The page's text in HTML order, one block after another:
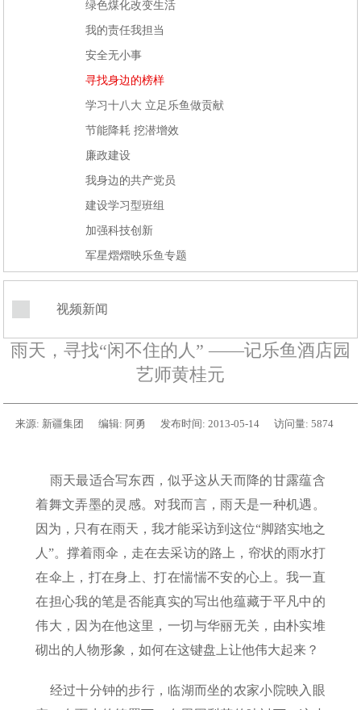
绿色煤化改变生活
我的责任我担当
安全无小事
寻找身边的榜样
学习十八大 立足乐鱼做贡献
节能降耗 挖潜增效
廉政建设
我身边的共产党员
建设学习型班组
加强科技创新
军星熠熠映乐鱼专题
视频新闻
雨天，寻找“闲不住的人” ——记乐鱼酒店园
艺师黄桂元
来源: 新疆集团 编辑: 阿勇 发布时间: 2013-05-14 访问量: 5874
雨天最适合写东西，似乎这从天而降的甘露蕴含
着舞文弄墨的灵感。对我而言，雨天是一种机遇。
因为，只有在雨天，我才能采访到这位“脚踏实地之
人”。撑着雨伞，走在去采访的路上，帘状的雨水打
在伞上，打在身上、打在惴惴不安的心上。我一直
在担心我的笔是否能真实的写出他蕴藏于平凡中的
伟大，因为在他这里，一切与华丽无关，由朴实堆
砌出的人物形象，如何在这键盘上让他伟大起来？
经过十分钟的步行，临湖而坐的农家小院映入眼